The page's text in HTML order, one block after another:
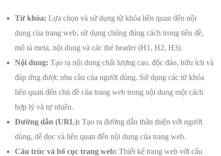
Từ khóa: Lựa chọn và sử dụng từ khóa liên quan đến nội
dung của trang web, sử dụng chúng đúng cách trong tiêu đề,
mô tả meta, nội dung và các thẻ header (H1, H2, H3).
Nội dung: Tạo ra nội dung chất lượng cao, độc đáo, hữu ích và
đáp ứng được nhu cầu của người dùng. Sử dụng các từ khóa
liên quan đến chủ đề của trang web trong nội dung một cách
hợp lý và tự nhiên.
Đường dẫn (URL): Tạo ra đường dẫn thân thiện với người
dùng, dễ đọc và liên quan đến nội dung của trang web.
Cấu trúc và bố cục trang web: Thiết kế trang web với cấu